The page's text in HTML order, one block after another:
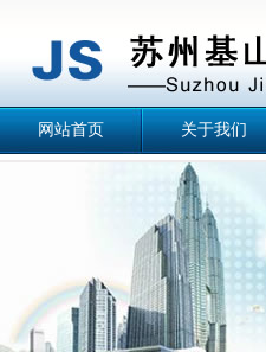
网站首页 关于我们